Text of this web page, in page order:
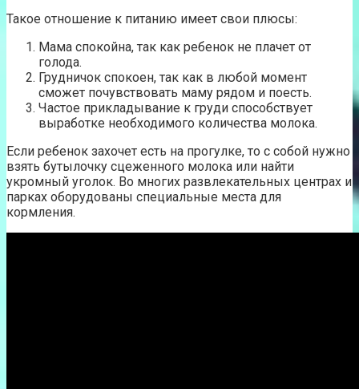
Такое отношение к питанию имеет свои плюсы:
Мама спокойна, так как ребенок не плачет от
голода.
Грудничок спокоен, так как в любой момент
сможет почувствовать маму рядом и поесть.
Частое прикладывание к груди способствует
выработке необходимого количества молока.
Если ребенок захочет есть на прогулке, то с собой нужно
взять бутылочку сцеженного молока или найти
укромный уголок. Во многих развлекательных центрах и
парках оборудованы специальные места для
кормления.